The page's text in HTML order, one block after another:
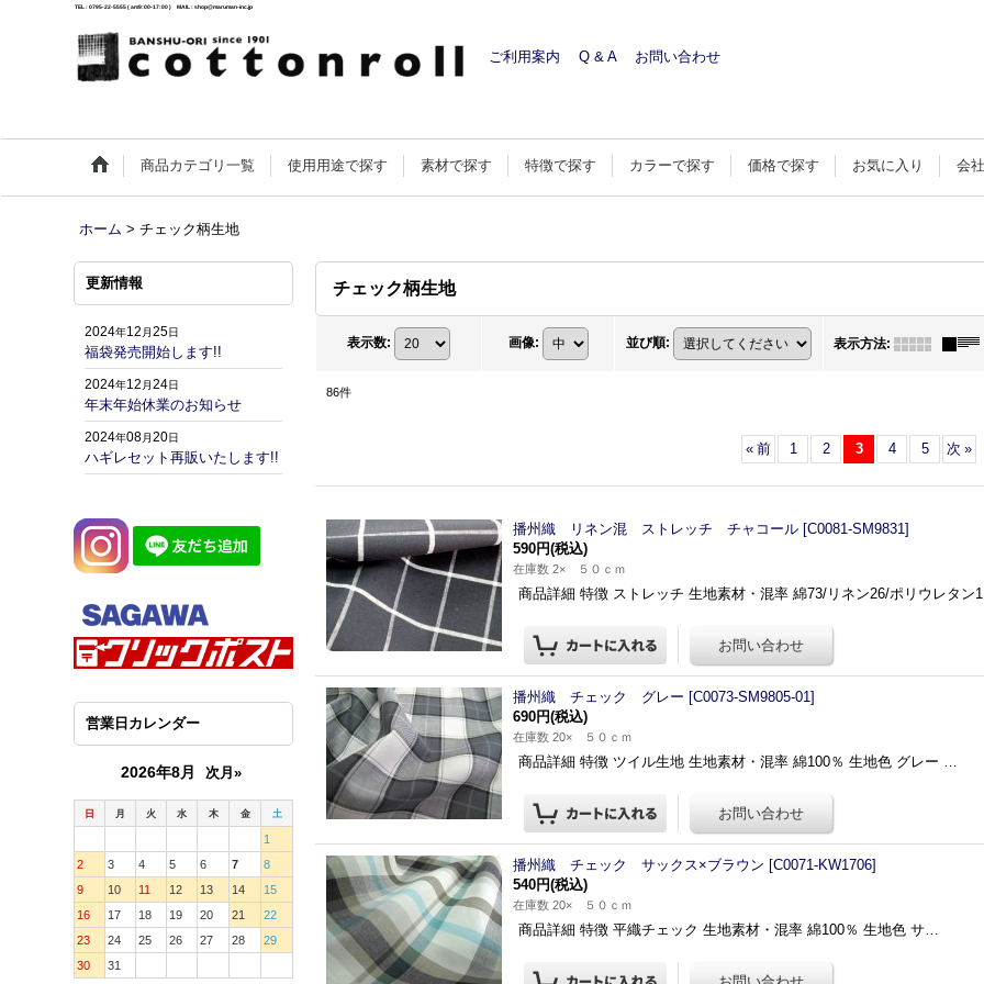
TEL : 0795-22-5555 ( am9:00-17:00 ) MAIL : shop@maruman-inc.jp
ご利用案内 Q & A お問い合わせ
商品カテゴリ一覧 使用用途で探す 素材で探す 特徴で探す カラーで探す 価格で探す お気に入り 会
ホーム > チェック柄生地
更新情報
2024年12 月25日
福袋発売開始します!!
2024年12 月24日
年末年始休業のお知らせ
2024年08月20日
ハギレセット再販いたします!!
営業日カレンダー
2026年8月 次月»
日 月 火 水 木 金 土
1
2
3 4 5 6 7
8
9
10 11 12 13 14
15
16
17 18 19 20 21
22
23
24 25 26 27 28
29
30
31
チェック柄生地
表示数: 画像: 並び順: 表示方法:
86件
« 前 1 2 3 4 5 次 »
播州織 リネン混 ストレッチ チャコール [C0081-SM9831]
590円(税込)
在庫数 2× ５０ｃｍ
商品詳細 特徴 ストレッチ 生地素材・混率 綿73/リネン26/ポリウレタ
播州織 チェック グレー [C0073-SM9805-01]
690円(税込)
在庫数 20× ５０ｃｍ
商品詳細 特徴 ツイル生地 生地素材・混率 綿100％ 生地色 グレー …
播州織 チェック サックス×ブラウン [C0071-KW1706]
540円(税込)
在庫数 20× ５０ｃｍ
商品詳細 特徴 平織チェック 生地素材・混率 綿100％ 生地色 サ…